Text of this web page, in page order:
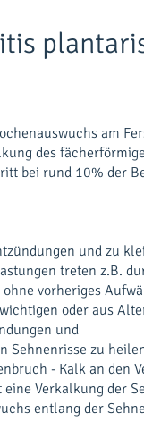
am
des
bei rund 10% der
und zu
treten z.B.
vorheriges
oder aus
und
Sehnenrisse zu
- Kalk an den
Verkalkung der
entlang der